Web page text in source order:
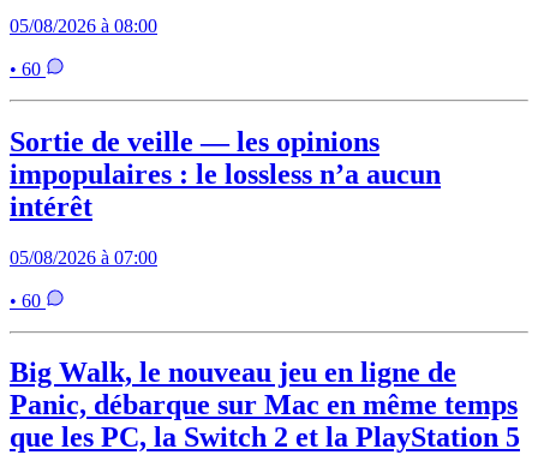
05/08/2026 à 08:00
• 60
Sortie de veille — les opinions
impopulaires : le lossless n’a aucun
intérêt
05/08/2026 à 07:00
• 60
Big Walk, le nouveau jeu en ligne de
Panic, débarque sur Mac en même temps
que les PC, la Switch 2 et la PlayStation 5